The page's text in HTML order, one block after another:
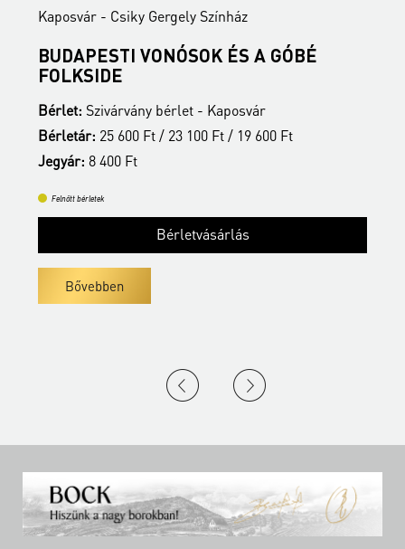
Kaposvár - Csiky Gergely Színház
BUDAPESTI VONÓSOK ÉS A GÓBÉ
FOLKSIDE
Bérlet: Szivárvány bérlet - Kaposvár
Bérletár: 25 600 Ft / 23 100 Ft / 19 600 Ft
Jegyár: 8 400 Ft
Felnőtt bérletek
Bérletvásárlás
Bővebben